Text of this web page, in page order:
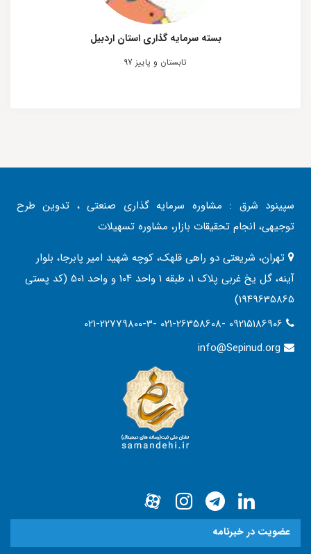
بسته سرمایه گذاری استان اردبیل
تابستان و پاییز 97
سپینود شرق : مشاوره سرمایه گذاری صنعتی ، تدوین طرح
توجیهی، انجام تحقیقات بازار، مشاوره تسهیلات
تهران، شریعتی دو راهی قلهک، کوچه شهید امیر پابرجا، بلوار
آینه، گل یخ غربی پلاک 1، طبقه 1 واحد 104 و واحد 501 (کد پستی
1949635865)
021-22779800-3- 021-26358608- 09215186906
info@Sepinud.org
عضویت در خبرنامه